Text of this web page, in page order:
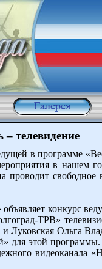
телевидение
в программе
в нашем
свободное
конкурс
ТРВ»
Луковская Ольга
для этой
видеоканала